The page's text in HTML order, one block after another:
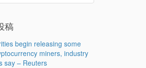
稿
begin releasing some
miners, industry
say – Reuters